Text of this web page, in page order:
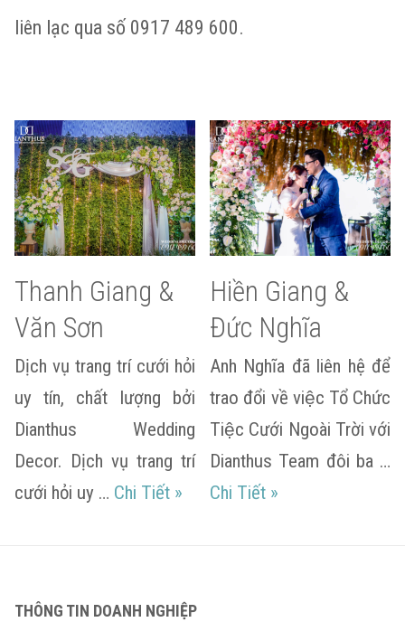
liên lạc qua số 0917 489 600.
Thanh Giang &
Văn Sơn
Dịch vụ trang trí cưới hỏi
uy tín, chất lượng bởi
Dianthus Wedding
Decor. Dịch vụ trang trí
cưới hỏi uy … Chi Tiết Thanh Giang & Văn Sơn
»
Hiền Giang &
Đức Nghĩa
Anh Nghĩa đã liên hệ để
trao đổi về việc Tổ Chức
Tiệc Cưới Ngoài Trời với
Dianthus Team đôi ba …
Chi Tiết Hiền Giang & Đức
»
THÔNG TIN DOANH NGHIỆP